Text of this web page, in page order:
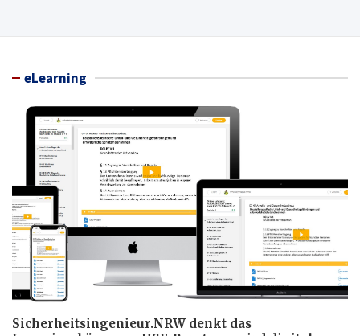
eLearning
Sicherheitsingenieur.NRW denkt das